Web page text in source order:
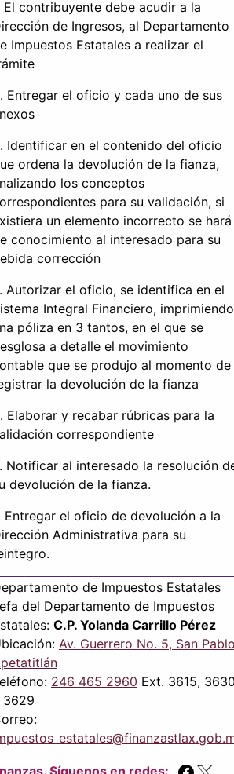
El contribuyente debe acudir a la
de Ingresos, al Departamento
Impuestos Estatales a realizar el
Entregar el oficio y cada uno de sus
Identificar en el contenido del oficio
ordena la devolución de la fianza,
los conceptos
para su validación, si
un elemento incorrecto se hará
conocimiento al interesado para su
corrección
Autorizar el oficio, se identifica en el
Integral Financiero, imprimiendo
póliza en 3 tantos, en el que se
a detalle el movimiento
que se produjo al momento de
la devolución de la fianza
Elaborar y recabar rúbricas para la
correspondiente
Notificar al interesado la resolución
devolución de la fianza.
Entregar el oficio de devolución a la
Administrativa para su
de Impuestos Estatales
del Departamento de Impuestos
C.P. Yolanda Carrillo Pérez
Av. Guerrero No. 5, San
246 465 2960 Ext. 3615,
3629